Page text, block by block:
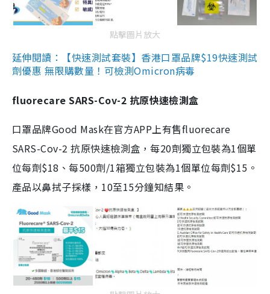
點擊圖片放大
延伸閱讀：【快速測試套裝】香港口罩品牌$19快速測試
劑優惠 無限購數量！可檢測Omicron病毒
fluorecare SARS-Cov-2 抗原快速檢測盒
口罩品牌Good Mask在官方APP上有售fluorecare
SARS-Cov-2 抗原快速檢測盒，每20劑獨立包裝為1個單
位每劑$18、每500劑/1箱獨立包裝為1個單位每劑$15。
產品以鼻拭子採樣，10至15分鐘知結果。